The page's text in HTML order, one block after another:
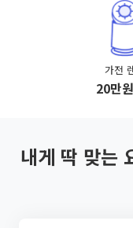
가전
20만
내게 딱 맞는